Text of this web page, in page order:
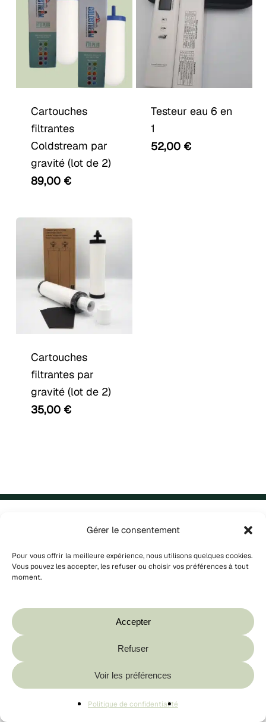
Gérer le consentement
Pour vous offrir la meilleure expérience, nous utilisons quelques cookies.
Vous pouvez les accepter, les refuser ou choisir vos préférences à tout
moment.
Accepter
Refuser
Voir les préférences
Politique de confidentialité
Boutique
Voir Le Panier Commander
Cartouches
filtrantes
Coldstream par
gravité (lot de 2)
89,00 €
Testeur eau 6 en
1
52,00 €
Cartouches
filtrantes par
gravité (lot de 2)
35,00 €
Une question ?
On y répond dans
100% sécurisé
Vos paiements sont 100%
sécurisés par Stripe et PayPal.